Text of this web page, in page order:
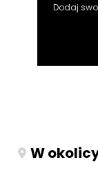
Dodaj
W